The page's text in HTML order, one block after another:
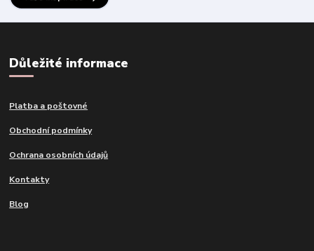
Důležité informace
Platba a poštovné
Obchodní podmínky
Ochrana osobních údajů
Kontakty
Blog